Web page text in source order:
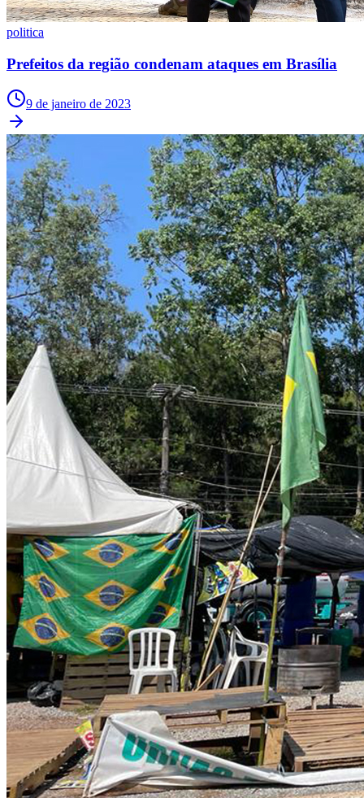
Palmeiras
politica
Prefeitos da região condenam ataques em Brasília
9 de janeiro de 2023